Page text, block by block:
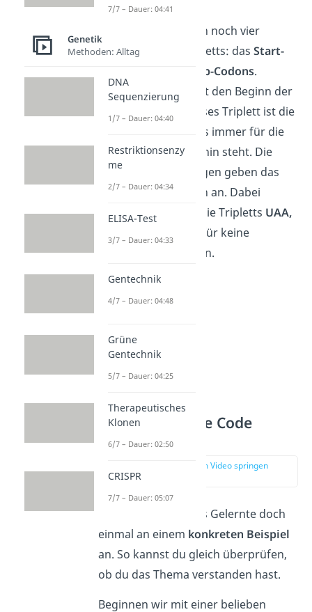
Außerdem existieren noch vier
spezielle Basen-Tripletts: dasStart-
Stopp-Codons.
Das Startcodon stellt den Beginn der
Translation dar. Dieses Triplett ist die
, das immer für die
Aminosäure Methionin steht. Die
Stoppcodons hingegen geben das
Ende der Translation an. Dabei
handelt es sich um die Tripletts UAA,
, die für keine
Aminosäure codieren.
Übungsaufgabe Code
Sonne
zur Stelle im Video springen
Jetzt wenden wir das Gelernte doch
einmal an einem konkreten Beispiel
an. So kannst du gleich überprüfen,
ob du das Thema verstanden hast.
Beginnen wir mit einer belieben
7/7 – Dauer: 04:41
Genetik
Methoden: Alltag
DNA
Sequenzierung
1/7 – Dauer: 04:40
Restriktionsenzy
me
2/7 – Dauer: 04:34
ELISA-Test
3/7 – Dauer: 04:33
Gentechnik
4/7 – Dauer: 04:48
Grüne
Gentechnik
5/7 – Dauer: 04:25
Therapeutisches
Klonen
6/7 – Dauer: 02:50
CRISPR
7/7 – Dauer: 05:07